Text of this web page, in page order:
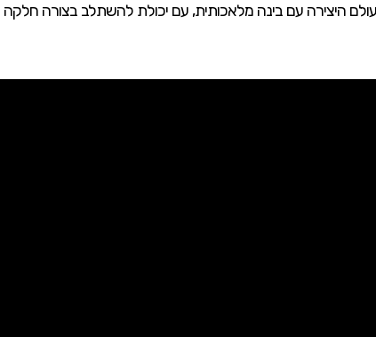
היצירה עם בינה מלאכותית, עם יכולת להשתלב בצורה חלקה